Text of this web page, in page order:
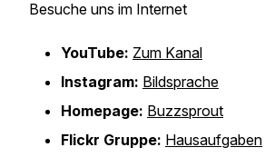
Besuche uns im Internet
YouTube: Zum Kanal
Instagram: Bildsprache
Homepage: Buzzsprout
Flickr Gruppe: Hausaufgaben